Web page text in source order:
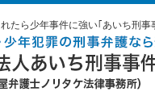
たら少年事件に強い｢あいち刑